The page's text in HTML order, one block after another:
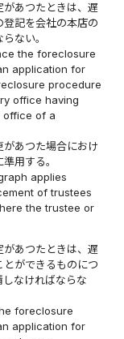
あつたときは、遅
記を会社の本店の
ない。
the foreclosure
application for
procedure
office having
office of a
あつた場合におけ
用する。
applies
of trustees
the trustee or
あつたときは、遅
ができるものにつ
なければならな
foreclosure
application for